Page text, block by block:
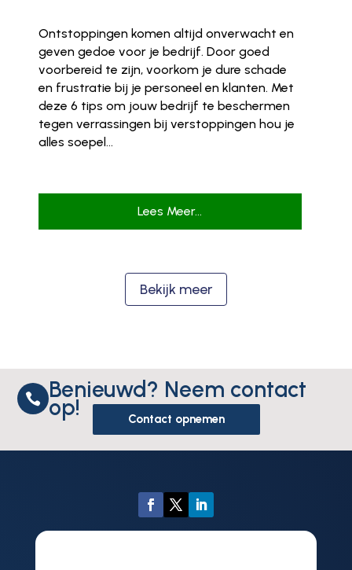
Ontstoppingen komen altijd onverwacht en
geven gedoe voor je bedrijf. Door goed
voorbereid te zijn, voorkom je dure schade
en frustratie bij je personeel en klanten. Met
deze 6 tips om jouw bedrijf te beschermen
tegen verrassingen bij verstoppingen hou je
alles soepel...
Lees Meer...
Bekijk meer
 Benieuwd? Neem contact
op! Contact opnemen